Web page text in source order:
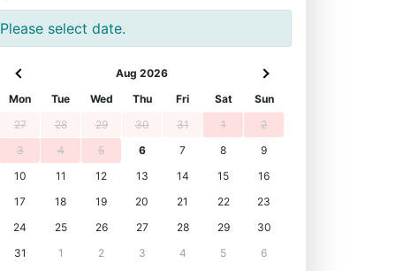
Please select date.
Aug 2026
Mon
Tue Wed Thu Fri Sat
Sun
27
28 29 30 31 1
2
3
4 5 6 7 8
9
10
11 12 13 14 15
16
17
18 19 20 21 22
23
24
25 26 27 28 29
30
31
1 2 3 4 5 6